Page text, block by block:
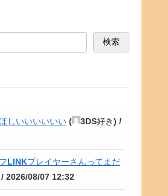
検索
しいいいいいい ( 3DS好き) /
LINKプレイヤーさんってまだ
2026/08/07 12:32